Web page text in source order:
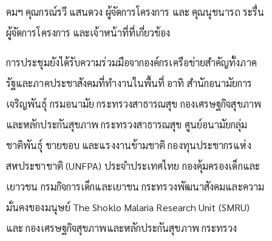
คมฯ คุณกรณ์รวี แสนดวง ผู้จัดการโครงการ และ คุณนุชนารถ ระรื่น
ผู้จัดการโครงการ และเจ้าหน้าที่ที่เกี่ยวข้อง
การประชุมยังได้รับความร่วมมือจากองค์กรเครือข่ายสำคัญทั้งภาค
รัฐและภาคประชาสังคมที่ทำงานในพื้นที่ อาทิ สำนักอนามัยการ
เจริญพันธุ์ กรมอนามัย กระทรวงสาธารณสุข กองเศรษฐกิจสุขภาพ
และหลักประกันสุขภาพ กระทรวงสาธารณสุข ศูนย์อนามัยกลุ่ม
ชาติพันธุ์ ชายขอบ และแรงงานข้ามชาติ กองทุนประชากรแห่ง
สหประชาชาติ (UNFPA) ประจำประเทศไทย กองคุ้มครองเด็กและ
เยาวชน กรมกิจการเด็กและเยาชน กระทรวงพัฒนาสังคมและความ
มั่นคงของมนุษย์ The Shoklo Malaria Research Unit (SMRU)
และ กองเศรษฐกิจสุขภาพและหลักประกันสุขภาพ กระทรวง